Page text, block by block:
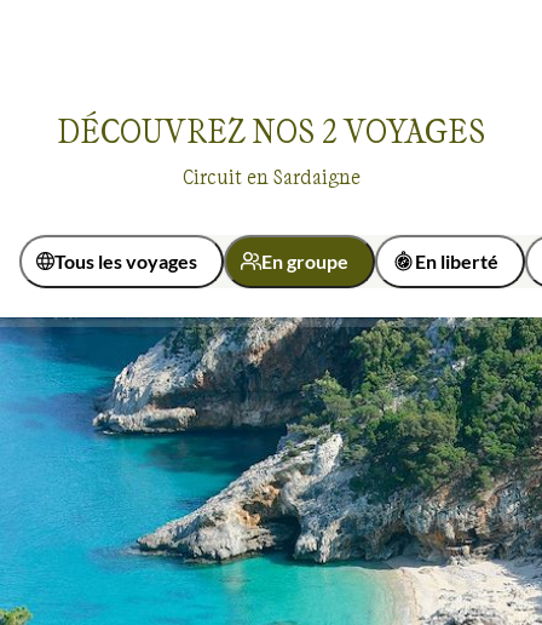
Voyages en groupeSardaigne
94% de satisfaction(17 avis)
DÉCOUVREZ NOS 2VOYAGES
Circuit en Sardaigne
Tous les voyages En groupe En liberté
Itinérance
Itinérant En étoile